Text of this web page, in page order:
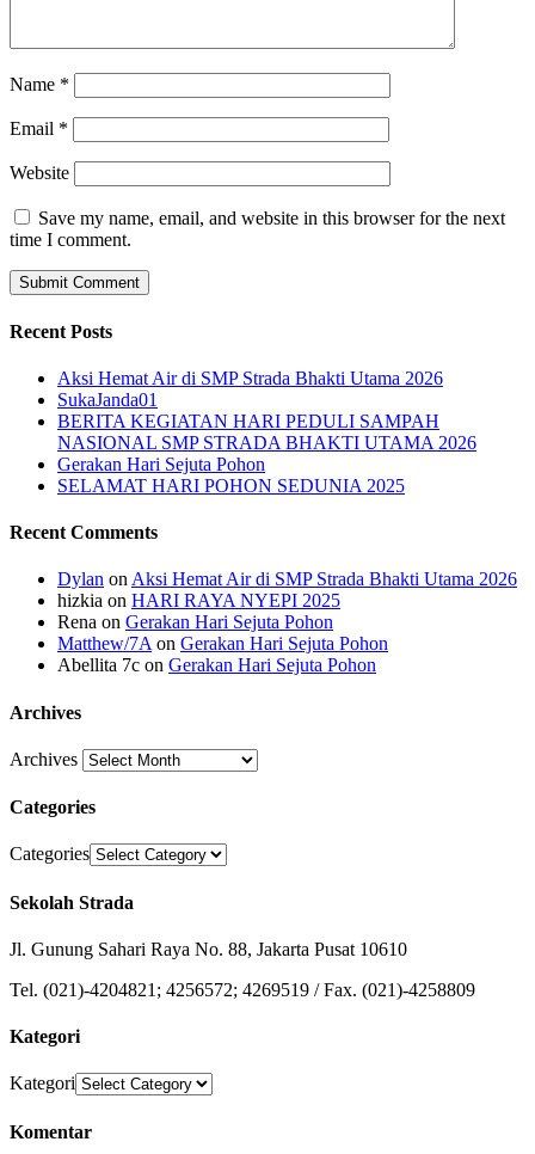
Name *
Email *
Website
Save my name, email, and website in this browser for the next
time I comment.
Recent Posts
Aksi Hemat Air di SMP Strada Bhakti Utama 2026
SukaJanda01
BERITA KEGIATAN HARI PEDULI SAMPAH
NASIONAL SMP STRADA BHAKTI UTAMA 2026
Gerakan Hari Sejuta Pohon
SELAMAT HARI POHON SEDUNIA 2025
Recent Comments
Dylan on Aksi Hemat Air di SMP Strada Bhakti Utama 2026
hizkia on HARI RAYA NYEPI 2025
Rena on Gerakan Hari Sejuta Pohon
Matthew/7A on Gerakan Hari Sejuta Pohon
Abellita 7c on Gerakan Hari Sejuta Pohon
Archives
Archives
Categories
Categories
Sekolah Strada
Jl. Gunung Sahari Raya No. 88, Jakarta Pusat 10610
Tel. (021)-4204821; 4256572; 4269519 / Fax. (021)-4258809
Kategori
Kategori
Komentar